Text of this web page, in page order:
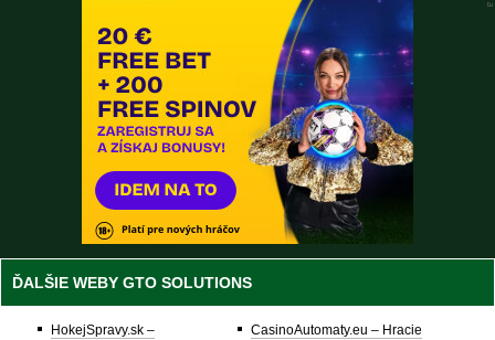
ĎALŠIE WEBY GTO SOLUTIONS
HokejSpravy.sk –
CasinoAutomaty.eu – Hracie